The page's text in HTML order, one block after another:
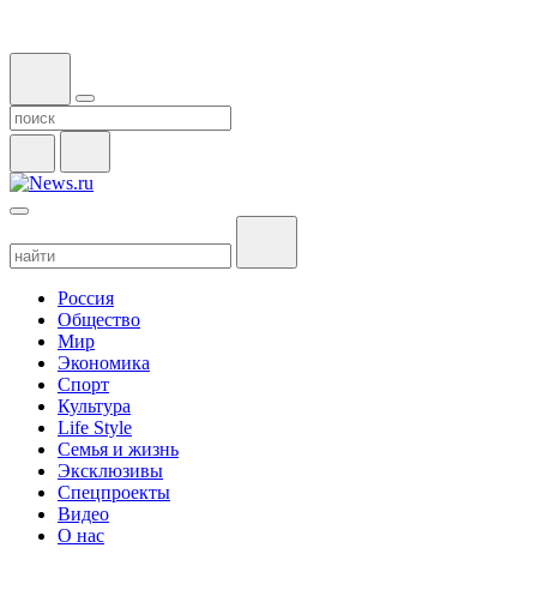
Россия
Общество
Мир
Экономика
Спорт
Культура
Life Style
Семья и жизнь
Эксклюзивы
Спецпроекты
Видео
О нас